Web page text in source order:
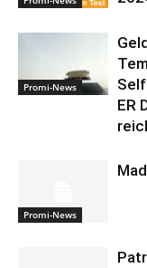
Promi-News
ER
Promi-News